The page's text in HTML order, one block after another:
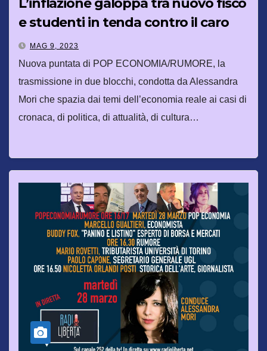
e studenti in tenda contro il caro
affitti
MAG 9, 2023
Nuova puntata di POP ECONOMIA/RUMORE, la
trasmissione in due blocchi, condotta da Alessandra
Mori che spazia dai temi dell’economia reale ai casi di
cronaca, di politica, di attualità, di cultura…